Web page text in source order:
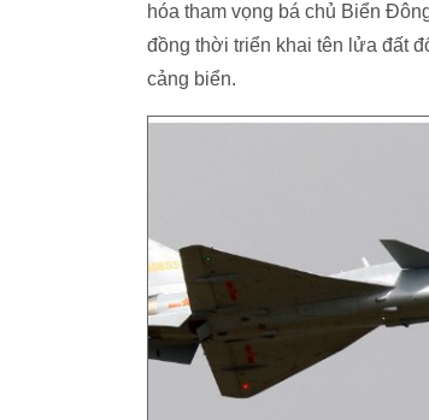
hóa tham vọng bá chủ Biển
đồng thời triển khai tên lửa đất
cảng biển.